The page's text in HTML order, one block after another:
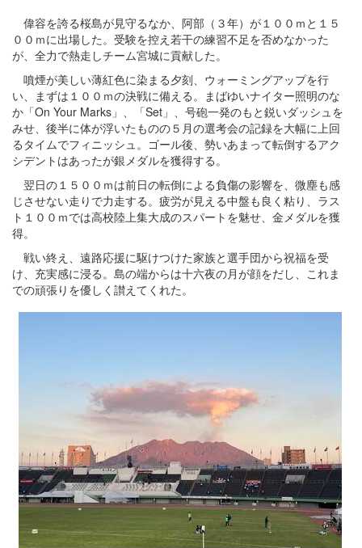
偉容を誇る桜島が見守るなか、阿部（３年）が１００ｍと１５
００ｍに出場した。受験を控え若干の練習不足を否めなかった
が、全力で熱走しチーム宮城に貢献した。
噴煙が美しい薄紅色に染まる夕刻、ウォーミングアップを行
い、まずは１００ｍの決戦に備える。まばゆいナイター照明のな
か「On Your Marks」、「Set」、号砲一発のもと鋭いダッシュを
みせ、後半に体が浮いたものの５月の選考会の記録を大幅に上回
るタイムでフィニッシュ。ゴール後、勢いあまって転倒するアク
シデントはあったが銀メダルを獲得する。
翌日の１５００ｍは前日の転倒による負傷の影響を、微塵も感
じさせない走りで力走する。疲労が見える中盤も良く粘り、ラス
ト１００ｍでは高校陸上集大成のスパートを魅せ、金メダルを獲
得。
戦い終え、遠路応援に駆けつけた家族と選手団から祝福を受
け、充実感に浸る。島の端からは十六夜の月が顔をだし、これま
での頑張りを優しく讃えてくれた。